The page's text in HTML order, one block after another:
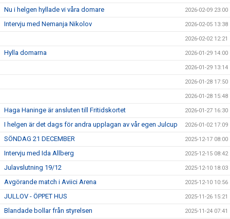
Nu i helgen hyllade vi våra domare 2026-02-09 23:00
Intervju med Nemanja Nikolov 2026-02-05 13:38
2026-02-02 12:21
Hylla domarna 2026-01-29 14:00
2026-01-29 13:14
2026-01-28 17:50
2026-01-28 15:48
Haga Haninge är ansluten till Fritidskortet 2026-01-27 16:30
I helgen är det dags för andra upplagan av vår egen Julcup 2026-01-02 17:09
SÖNDAG 21 DECEMBER 2025-12-17 08:00
Intervju med Ida Allberg 2025-12-15 08:42
Julavslutning 19/12 2025-12-10 18:03
Avgörande match i Aviici Arena 2025-12-10 10:56
JULLOV - ÖPPET HUS 2025-11-26 15:21
Blandade bollar från styrelsen 2025-11-24 07:41